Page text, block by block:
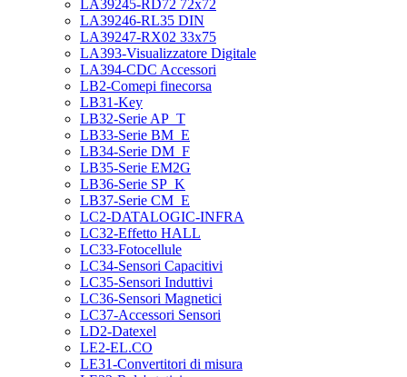
LA39245-RD72 72x72
LA39246-RL35 DIN
LA39247-RX02 33x75
LA393-Visualizzatore Digitale
LA394-CDC Accessori
LB2-Comepi finecorsa
LB31-Key
LB32-Serie AP_T
LB33-Serie BM_E
LB34-Serie DM_F
LB35-Serie EM2G
LB36-Serie SP_K
LB37-Serie CM_E
LC2-DATALOGIC-INFRA
LC32-Effetto HALL
LC33-Fotocellule
LC34-Sensori Capacitivi
LC35-Sensori Induttivi
LC36-Sensori Magnetici
LC37-Accessori Sensori
LD2-Datexel
LE2-EL.CO
LE31-Convertitori di misura